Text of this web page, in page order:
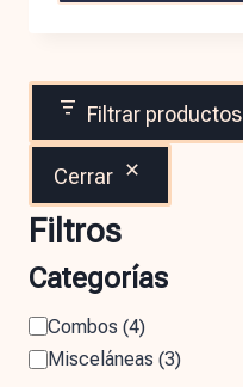
Filtrar productos
Cerrar
Filtros
Categorías
Combos (4)
Misceláneas (3)